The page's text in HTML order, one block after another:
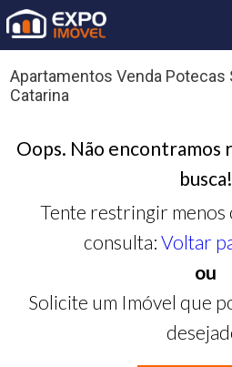
Apartamentos Venda Potecas
Catarina
Oops. Não encontramos
busca!
Tente restringir menos
consulta: Voltar
ou
Solicite um Imóvel que